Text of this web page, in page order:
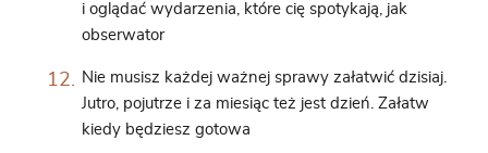
i oglądać wydarzenia, które cię spotykają, jak
obserwator
Nie musisz każdej ważnej sprawy załatwić dzisiaj.
Jutro, pojutrze i za miesiąc też jest dzień. Załatw
kiedy będziesz gotowa